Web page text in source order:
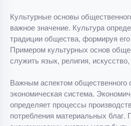
Культурные основы
важное значение. Культура
традиции общества, формируя его
Примером культурных основ
служить язык, религия,
Важным аспектом общественного
экономическая система.
определяет процессы
потребления материальных благ.